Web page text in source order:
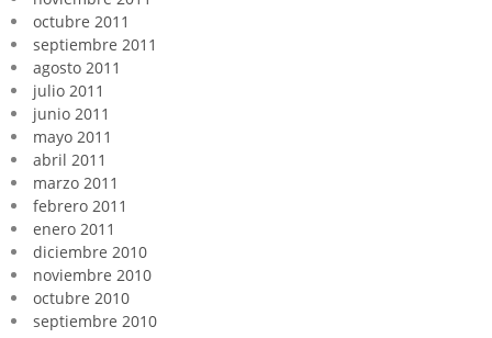
octubre 2011
septiembre 2011
agosto 2011
julio 2011
junio 2011
mayo 2011
abril 2011
marzo 2011
febrero 2011
enero 2011
diciembre 2010
noviembre 2010
octubre 2010
septiembre 2010